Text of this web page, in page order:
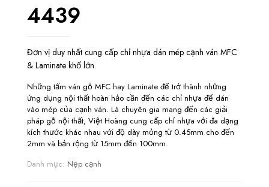
4439
Đơn vị duy nhất cung cấp chỉ nhựa dán mép cạnh ván MFC
& Laminate khổ lớn.
Những tấm ván gỗ MFC hay Laminate để trở thành những
ứng dụng nội thất hoàn hảo cần đến các chỉ nhựa để dán
vào mép của cạnh ván. Là chuyên gia mang đến các giải
pháp gỗ nội thất, Việt Hoàng cung cấp chỉ nhựa với đa dạng
kích thước khác nhau với độ dày mỏng từ 0.45mm cho đến
2mm và bản rộng từ 15mm đến 100mm.
Danh mục: Nẹp cạnh